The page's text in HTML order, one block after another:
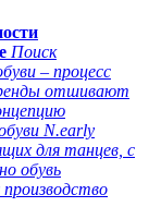
Поиск
– процесс
отшивают
N.early
для танцев, с
обувь